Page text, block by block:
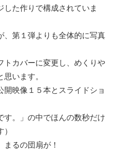
た作りで構成されていま
、第１弾よりも全体的に写真
トカバーに変更し、めくりや
います。
映像１５本とスライドショ
す。」の中でほんの数秒だけ
るの団扇が！